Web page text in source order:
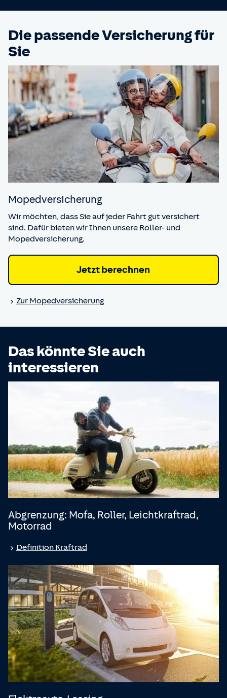
Die passende Versicherung für
Sie
Moped­versicherung
Wir möchten, dass Sie auf jeder Fahrt gut versichert
sind. Dafür bieten wir Ihnen unsere Roller- und
Mopedversicherung.
Jetzt berechnen
Zur Moped­versicherung
Das könnte Sie auch
interessieren
Abgrenzung: Mofa, Roller, Leicht­kraftrad,
Motorrad
Definition Kraftrad